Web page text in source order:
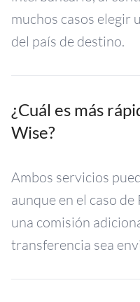
muchos casos elegir
del país de destino.
¿Cuál es más
Wise?
Ambos servicios
aunque en el caso
una comisión
transferencia sea